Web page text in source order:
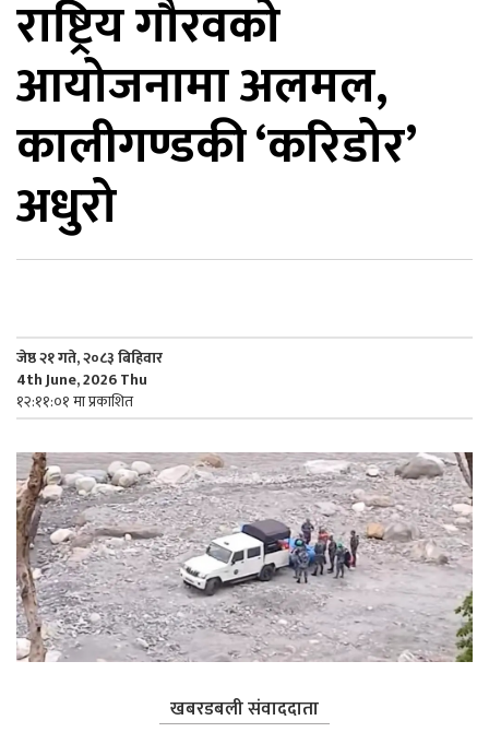
राष्ट्रिय गौरवको
आयोजनामा अलमल,
कालीगण्डकी ‘करिडोर’
अधुरो
जेष्ठ २१ गते, २०८३ बिहिवार
4th June, 2026 Thu
१२:११:०१ मा प्रकाशित
खबरडबली संवाददाता